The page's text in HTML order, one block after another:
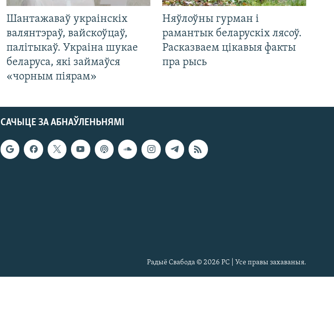
Шантажаваў украінскіх
валянтэраў, вайскоўцаў,
палітыкаў. Украіна шукае
беларуса, які займаўся
«чорным піярам»
Няўлоўны гурман і
рамантык беларускіх лясоў.
Расказваем цікавыя факты
пра рысь
САЧЫЦЕ ЗА АБНАЎЛЕНЬНЯМІ
Радыё Свабода © 2026 РС | Усе правы захаваныя.